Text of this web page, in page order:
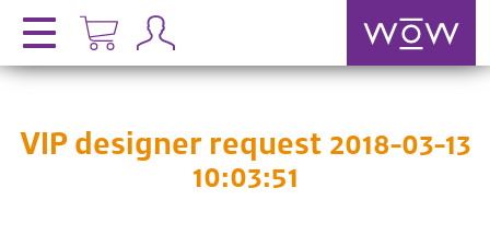
VIP designer request 2018-03-13
10:03:51